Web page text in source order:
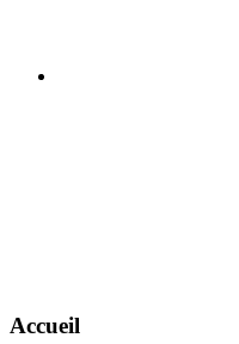
Accueil